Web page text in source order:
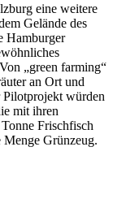
eine weitere
Gelände des
Hamburger
„green farming“
an Ort und
Pilotprojekt würden
mit ihren
Frischfisch
Grünzeug.